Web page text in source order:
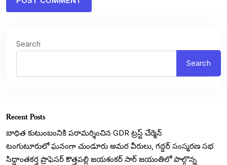
Search
Search
Recent Posts
బాధిత కుటుంబంనికి పరామర్శించిన GDR ట్రస్ట్ చేర్మెన్
టంగుటూరులో ఘనంగా చుండూరు అమర వీరులు, గద్దర్ సంస్మరణ సభ
సిద్ధాంతకర్త ప్రొఫెసర్ కొత్తపల్లి జయశంకర్ సార్ జయంతిలో పాల్గొన్న